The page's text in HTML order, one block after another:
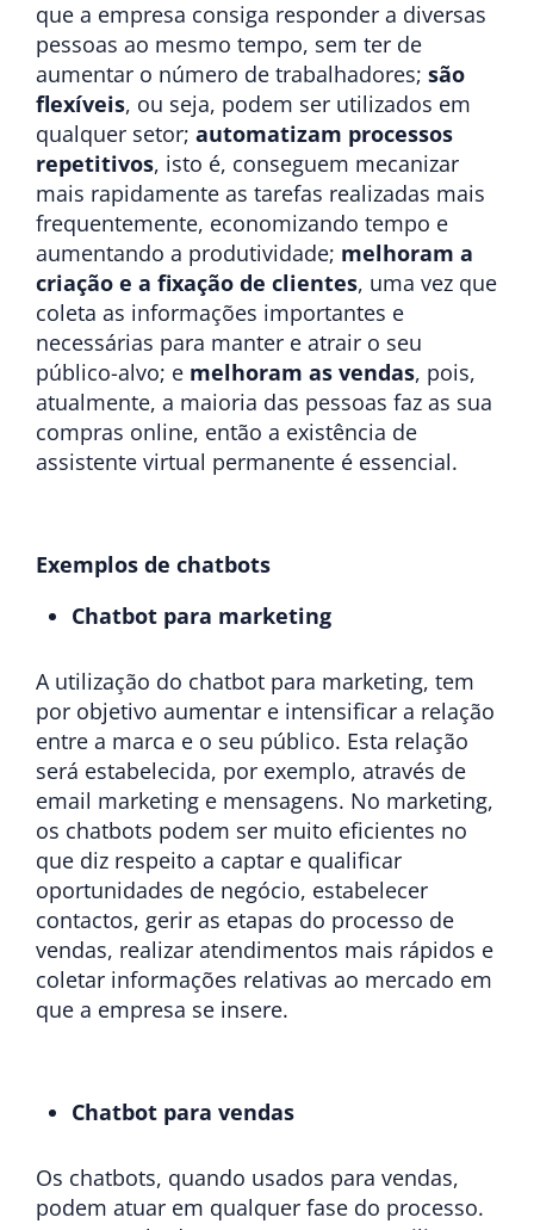
que a empresa consiga responder a diversas
pessoas ao mesmo tempo, sem ter de
aumentar o número de trabalhadores; são
flexíveis, ou seja, podem ser utilizados em
qualquer setor; automatizam processos
repetitivos, isto é, conseguem mecanizar
mais rapidamente as tarefas realizadas mais
frequentemente, economizando tempo e
aumentando a produtividade; melhoram a
criação e a fixação de clientes, uma vez que
coleta as informações importantes e
necessárias para manter e atrair o seu
público-alvo; e melhoram as vendas, pois,
atualmente, a maioria das pessoas faz as sua
compras online, então a existência de
assistente virtual permanente é essencial.
Exemplos de chatbots
Chatbot para marketing
A utilização do chatbot para marketing, tem
por objetivo aumentar e intensificar a relação
entre a marca e o seu público. Esta relação
será estabelecida, por exemplo, através de
email marketing e mensagens. No marketing,
os chatbots podem ser muito eficientes no
que diz respeito a captar e qualificar
oportunidades de negócio, estabelecer
contactos, gerir as etapas do processo de
vendas, realizar atendimentos mais rápidos e
coletar informações relativas ao mercado em
que a empresa se insere.
Chatbot para vendas
Os chatbots, quando usados para vendas,
podem atuar em qualquer fase do processo.